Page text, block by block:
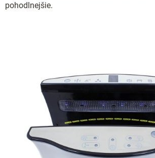
pohodlnejšie.